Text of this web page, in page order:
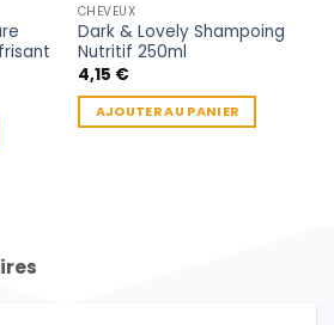
CHEVEUX
Dark & Lovely Shampoing
Nutritif 250ml
4,15 €
AJOUTER AU PANIER